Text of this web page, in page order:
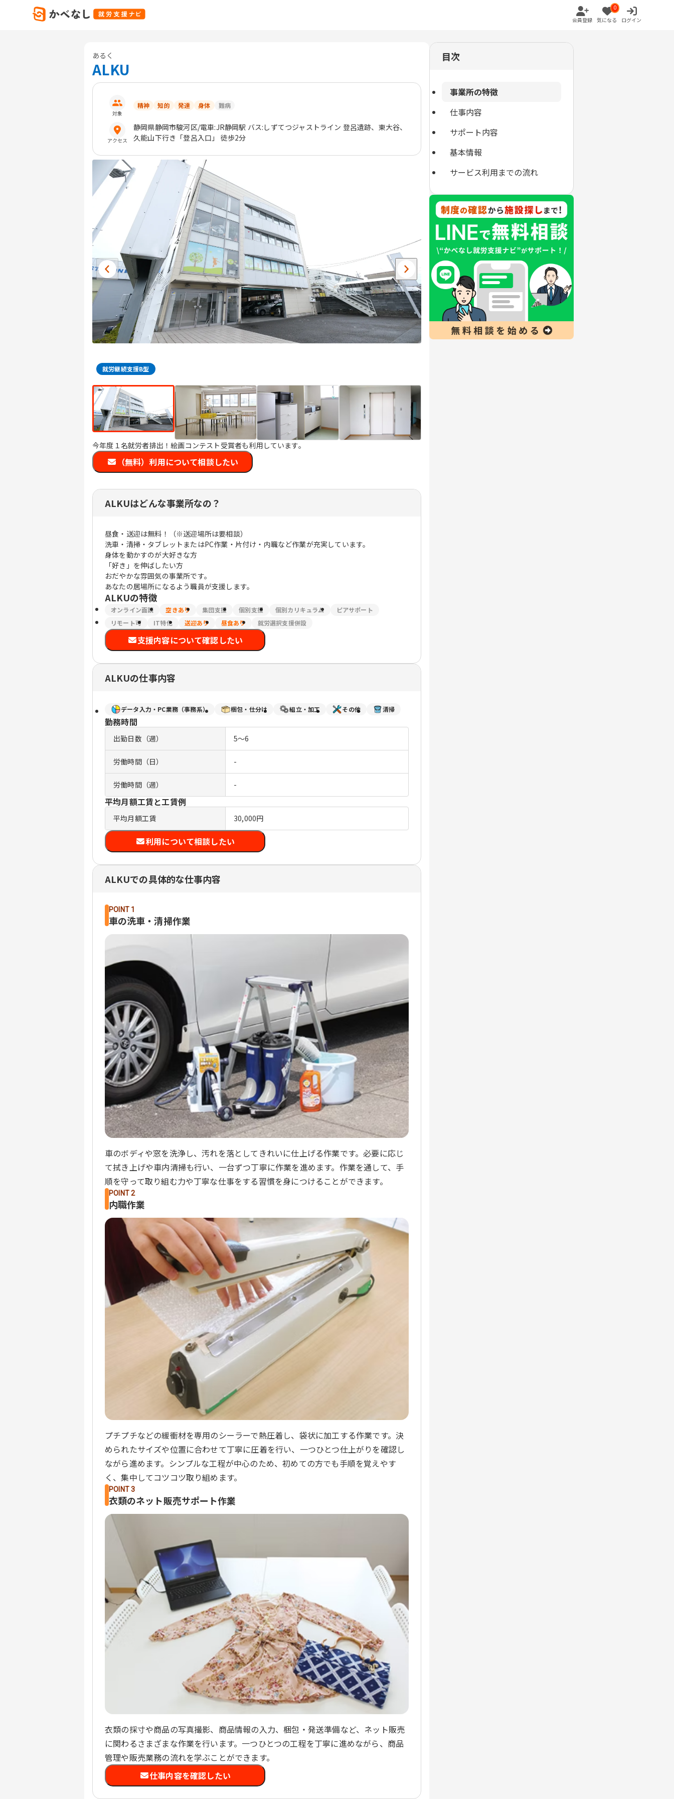
会員登録
0
気になる ログイン
あるく
ALKU
対象
精神 知的 発達 身体 難病
アクセス
静岡県静岡市駿河区/電車:JR静岡駅 バス:しずてつジャストライン 登呂遺跡、東大谷、
久能山下行き「登呂入口」 徒歩2分
就労継続支援B型
今年度１名就労者排出！絵画コンテスト受賞者も利用しています。
（無料）利用について相談したい
ALKUはどんな事業所なの？
昼食・送迎は無料！（※送迎場所は要相談）
洗車・清掃・タブレットまたはPC作業・片付け・内職など作業が充実しています。
身体を動かすのが大好きな方
「好き」を伸ばしたい方
おだやかな雰囲気の事業所です。
あなたの居場所になるよう職員が支援します。
ALKUの特徴
オンライン面談 空きあり 集団支援 個別支援 個別カリキュラム
ピアサポート
リモート可
IT特化 送迎あり 昼食あり 就労選択支援併設
支援内容について確認したい
ALKUの仕事内容
データ入力・PC業務（事務系） 梱包・仕分け 組立・加工 その他 清掃
勤務時間
出勤日数（週） 5～6
労働時間（日） -
労働時間（週） -
平均月額工賃と工賃例
平均月額工賃 30,000円
利用について相談したい
ALKUでの具体的な仕事内容
POINT 1
車の洗車・清掃作業
車のボディや窓を洗浄し、汚れを落としてきれいに仕上げる作業です。必要に応じ
て拭き上げや車内清掃も行い、一台ずつ丁寧に作業を進めます。作業を通して、手
順を守って取り組む力や丁寧な仕事をする習慣を身につけることができます。
POINT 2
内職作業
プチプチなどの緩衝材を専用のシーラーで熱圧着し、袋状に加工する作業です。決
められたサイズや位置に合わせて丁寧に圧着を行い、一つひとつ仕上がりを確認し
ながら進めます。シンプルな工程が中心のため、初めての方でも手順を覚えやす
く、集中してコツコツ取り組めます。
POINT 3
衣類のネット販売サポート作業
衣類の採寸や商品の写真撮影、商品情報の入力、梱包・発送準備など、ネット販売
に関わるさまざまな作業を行います。一つひとつの工程を丁寧に進めながら、商品
管理や販売業務の流れを学ぶことができます。
仕事内容を確認したい
目次
事業所の特徴
仕事内容
サポート内容
基本情報
サービス利用までの流れ